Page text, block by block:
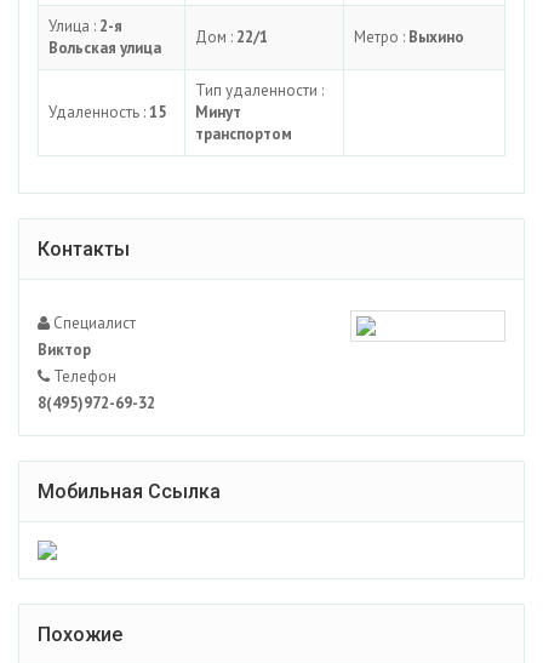
Улица : 2-я
Вольская улица
Дом : 22/1 Метро : Выхино
Удаленность :15
Тип удаленности :
Минут
транспортом
Контакты
Специалист
Виктор
Телефон
8(495)972-69-32
Мобильная Ссылка
Похожие